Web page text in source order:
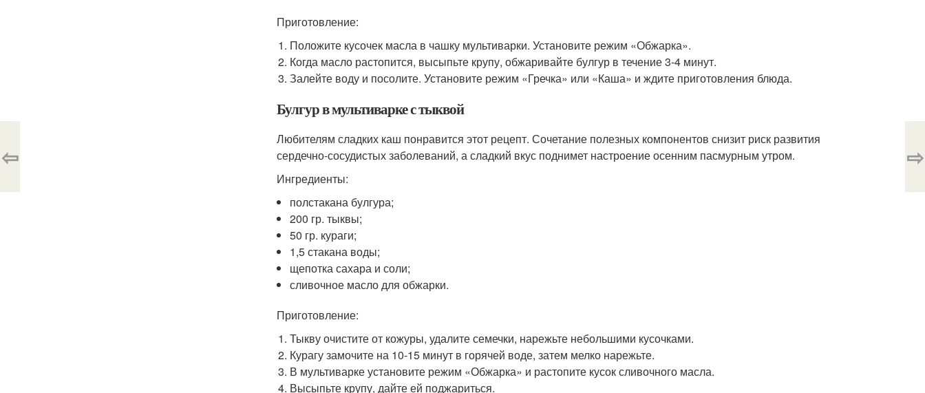
Приготовление:
Положите кусочек масла в чашку мультиварки. Установите режим «Обжарка».
Когда масло растопится, высыпьте крупу, обжаривайте булгур в течение 3-4 минут.
Залейте воду и посолите. Установите режим «Гречка» или «Каша» и ждите приготовления блюда.
Булгур в мультиварке с тыквой
Любителям сладких каш понравится этот рецепт. Сочетание полезных компонентов снизит риск развития
сердечно-сосудистых заболеваний, а сладкий вкус поднимет настроение осенним пасмурным утром.
Ингредиенты:
полстакана булгура;
200 гр. тыквы;
50 гр. кураги;
1,5 стакана воды;
щепотка сахара и соли;
сливочное масло для обжарки.
Приготовление:
Тыкву очистите от кожуры, удалите семечки, нарежьте небольшими кусочками.
Курагу замочите на 10-15 минут в горячей воде, затем мелко нарежьте.
В мультиварке установите режим «Обжарка» и растопите кусок сливочного масла.
Высыпьте крупу, дайте ей поджариться.
⇦ ⇨